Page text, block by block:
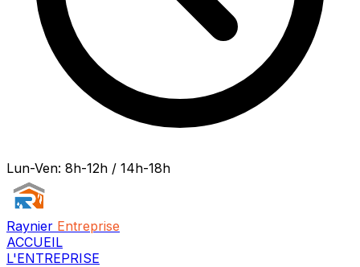
Lun-Ven: 8h-12h / 14h-18h
Raynier Entreprise
ACCUEIL
L'ENTREPRISE